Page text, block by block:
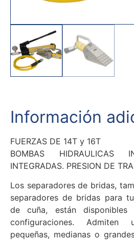
Información
FUERZAS DE 14T y 16T
BOMBAS HIDRAULICAS
INTEGRADAS. PRESION DE
Los separadores de bridas,
separadores de bridas para
de cuña, están
configuraciones.
pequeñas, medianas o